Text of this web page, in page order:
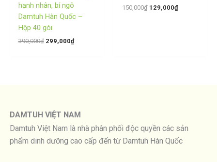
hạnh nhân, bí ngô
Damtuh Hàn Quốc –
Hộp 40 gói
390,000₫ 299,000₫
150,000₫ 129,000₫
DAMTUH VIỆT NAM
Damtuh Việt Nam là nhà phân phối độc quyền các sản
phẩm dinh dưỡng cao cấp đến từ Damtuh Hàn Quốc